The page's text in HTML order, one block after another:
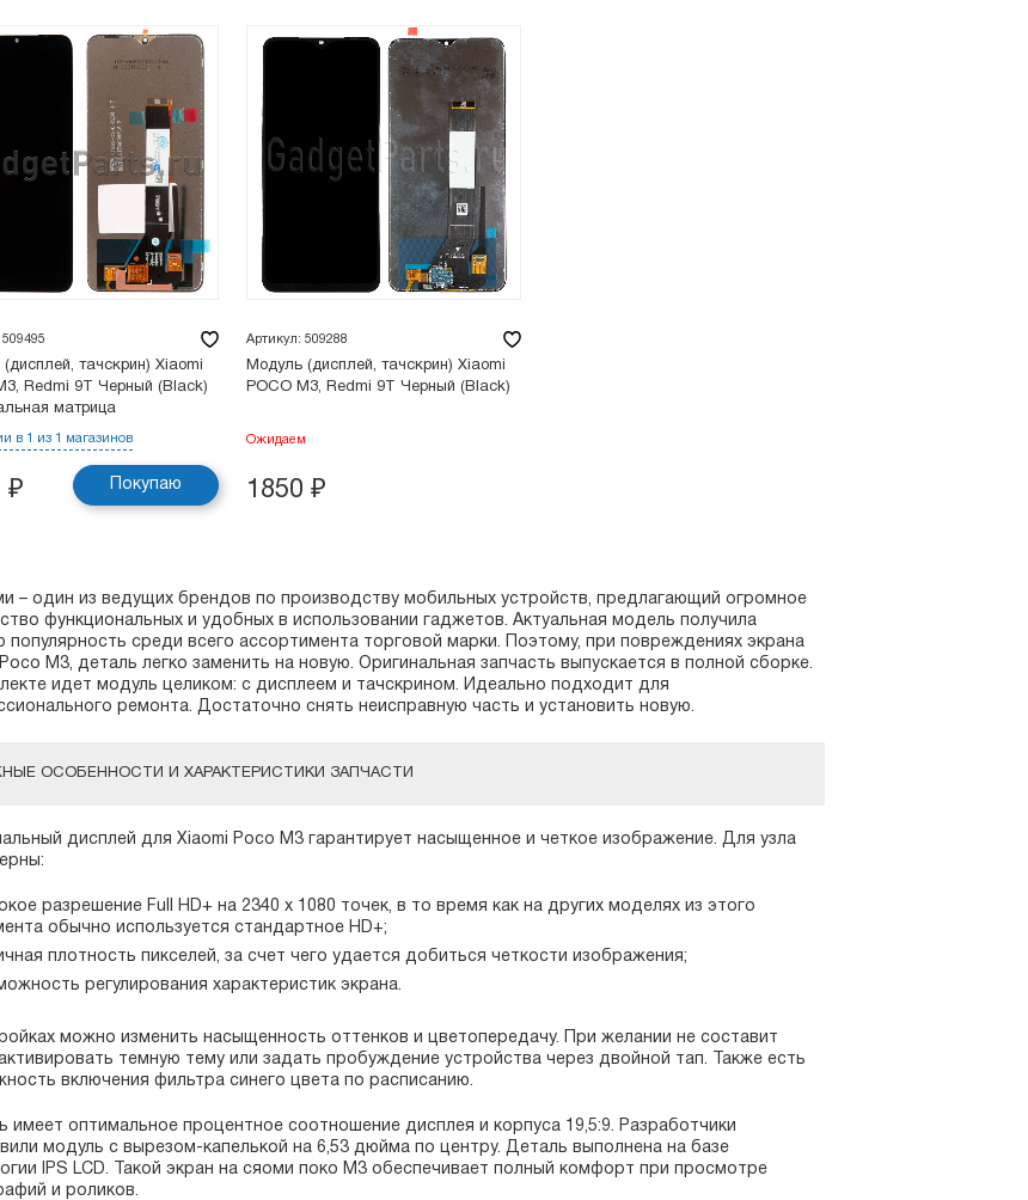
тачскрин) Xiaomi
Redmi 9T Черный (Black)
матрица
в 1 из 1 магазинов
₽ Покупаю
Артикул: 509288
Модуль (дисплей, тачскрин) Xiaomi
POCO M3, Redmi 9T Черный (Black)
Ожидаем
1850 ₽
– один из ведущих брендов по производству мобильных устройств, предлагающий огромное
функциональных и удобных в использовании гаджетов. Актуальная модель получила
популярность среди всего ассортимента торговой марки. Поэтому, при повреждениях экрана
M3, деталь легко заменить на новую. Оригинальная запчасть выпускается в полной сборке.
идет модуль целиком: с дисплеем и тачскрином. Идеально подходит для
ремонта. Достаточно снять неисправную часть и установить новую.
ОСОБЕННОСТИ И ХАРАКТЕРИСТИКИ ЗАПЧАСТИ
дисплей для Xiaomi Poco M3 гарантирует насыщенное и четкое изображение. Для узла
разрешение Full HD+ на 2340 х 1080 точек, в то время как на других моделях из этого
обычно используется стандартное HD+;
плотность пикселей, за счет чего удается добиться четкости изображения;
регулирования характеристик экрана.
можно изменить насыщенность оттенков и цветопередачу. При желании не составит
темную тему или задать пробуждение устройства через двойной тап. Также есть
включения фильтра синего цвета по расписанию.
имеет оптимальное процентное соотношение дисплея и корпуса 19,5:9. Разработчики
модуль с вырезом-капелькой на 6,53 дюйма по центру. Деталь выполнена на базе
IPS LCD. Такой экран на сяоми поко М3 обеспечивает полный комфорт при просмотре
и роликов.